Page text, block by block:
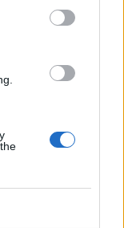
για να